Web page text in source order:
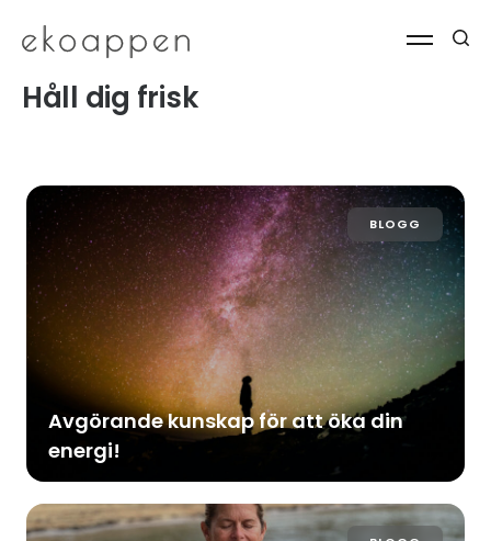
Håll dig frisk
BLOGG
Avgörande kunskap för att öka din
energi!